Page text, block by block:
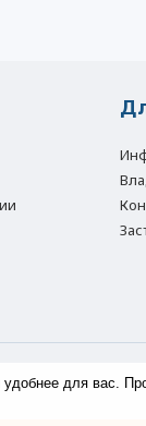
для вас.